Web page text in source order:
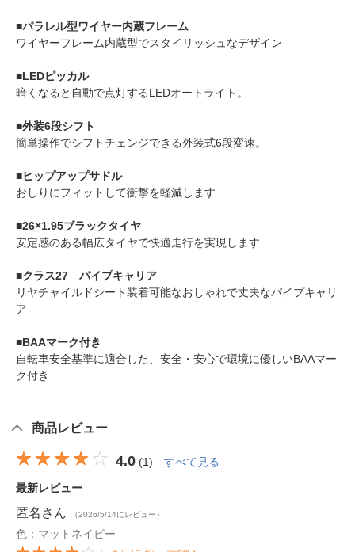
■パラレル型ワイヤー内蔵フレーム
ワイヤーフレーム内蔵型でスタイリッシュなデザイン
■LEDピッカル
暗くなると自動で点灯するLEDオートライト。
■外装6段シフト
簡単操作でシフトチェンジできる外装式6段変速。
■ヒップアップサドル
おしりにフィットして衝撃を軽減します
■26×1.95ブラックタイヤ
安定感のある幅広タイヤで快適走行を実現します
■クラス27 パイプキャリア
リヤチャイルドシート装着可能なおしゃれで丈夫なパイプキャリ
ア
■BAAマーク付き
自転車安全基準に適合した、安全・安心で環境に優しいBAAマー
ク付き
商品レビュー
4.0 (1) すべて見る
最新レビュー
匿名 さん （2026/5/14にレビュー）
色：マットネイビー